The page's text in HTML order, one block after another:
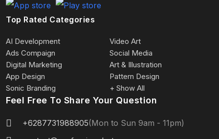
Top Rated Categories
AI Development
Video Art
Ads Compaign
Social Media
Digital Marketing
Art & Illustration
App Design
Pattern Design
Sonic Branding
+ Show All
Feel Free To Share Your Question
+6287731988905(Mon to Sun 9am - 11pm)